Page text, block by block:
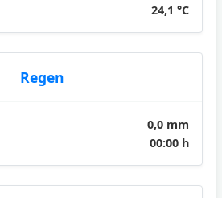
24,1 °C
Regen
0,0 mm
00:00 h